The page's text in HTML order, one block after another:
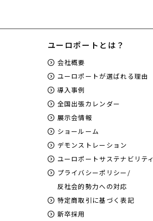
ユーロポートとは？
会社概要
ユーロポートが選ばれる理由
導入事例
全国出張カレンダー
展示会情報
ショールーム
デモンストレーション
ユーロポートサステナビリティ
プライバシーポリシー/
反社会的勢力への対応
特定商取引に基づく表記
新卒採用